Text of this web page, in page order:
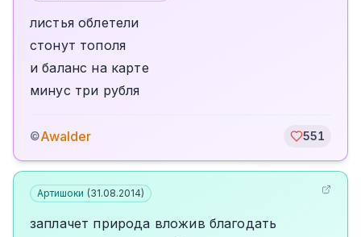
листья облетели
стонут тополя
и баланс на карте
минус три рубля
©Awalder 551
Артишоки (31.08.2014)
заплачет природа вложив благодать